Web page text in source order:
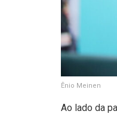
Ênio Meinen
Ao lado da